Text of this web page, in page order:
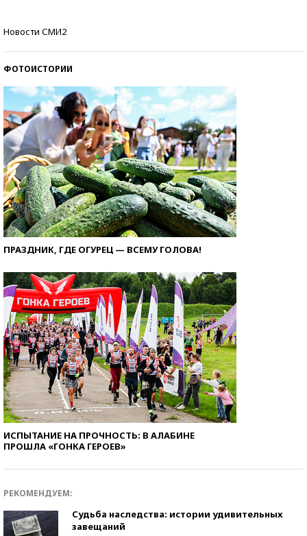
Новости СМИ2
ФОТОИСТОРИИ
ПРАЗДНИК, ГДЕ ОГУРЕЦ — ВСЕМУ ГОЛОВА!
ИСПЫТАНИЕ НА ПРОЧНОСТЬ: В АЛАБИНЕ
ПРОШЛА «ГОНКА ГЕРОЕВ»
РЕКОМЕНДУЕМ:
Судьба наследства: истории удивительных
завещаний